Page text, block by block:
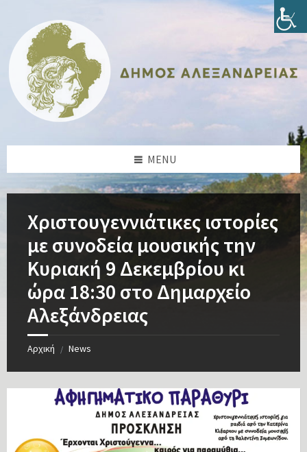
content
sidebar
sidebar
footer
MENU
Χριστουγεννιάτικες ιστορίες
με συνοδεία μουσικής την
Κυριακή 9 Δεκεμβρίου κι
ώρα 18:30 στο Δημαρχείο
Αλεξάνδρειας
Αρχική / News